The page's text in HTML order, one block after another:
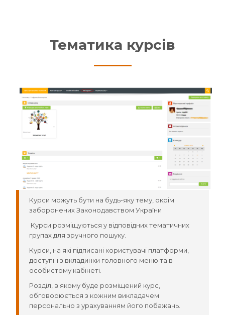
Тематика курсів
Курси можуть бути на будь-яку тему, окрім
заборонених Законодавством України
Курси розміщуються у відповідних тематичних
групах для зручного пошуку.
Курси, на які підписані користувачі платформи,
доступні з вкладинки головного меню та в
особистому кабінеті.
Розділ, в якому буде розміщений курс,
обговорюється з кожним викладачем
персонально з урахуванням його побажань.